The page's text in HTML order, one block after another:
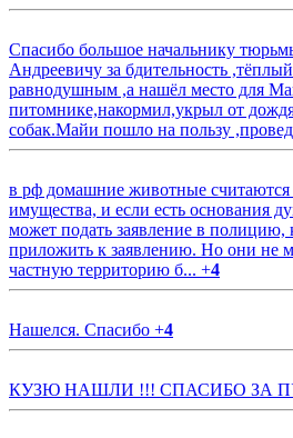
Спасибо большое начальнику
Андреевичу за бдительность
равнодушным ,а нашёл место для
питомнике,накормил,укрыл от
собак.Майи пошло на пользу
в рф домашние животные
имущества, и если есть основания
может подать заявление в полицию,
приложить к заявлению. Но они не
частную территорию б... +4
Нашелся. Спасибо +4
КУЗЮ НАШЛИ !!! СПАСИБО ЗА